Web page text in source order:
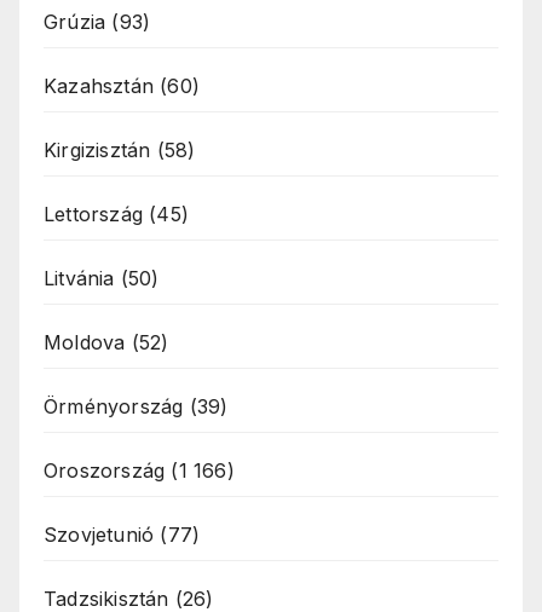
Grúzia (93)
Kazahsztán (60)
Kirgizisztán (58)
Lettország (45)
Litvánia (50)
Moldova (52)
Örményország (39)
Oroszország (1 166)
Szovjetunió (77)
Tadzsikisztán (26)